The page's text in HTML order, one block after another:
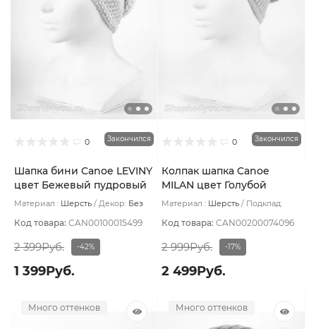
0 Закончился
Шапка бини Canoe LEVINY
цвет Бежевый пудровый
Материал : Шерсть Декор: Без
Код товара: CAN00100015499
2 399Руб. -42%
1 399Руб.
0 Закончился
Колпак шапка Canoe
MILAN цвет Голубой
Материал : Шерсть
Подклад:
Код товара: CAN00200074096
2 999Руб. -17%
2 499Руб.
Много оттенков Много оттенков